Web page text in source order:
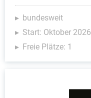
bundesweit
Start: Oktober 2026
Freie Plätze: 1